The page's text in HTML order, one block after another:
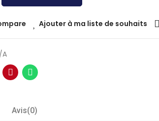
Ajouter à ma liste de souhaits
A
Avis(0)